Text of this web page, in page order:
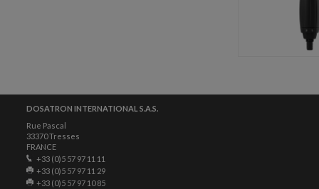
DOSATRON INTERNATIONAL S.A.S.
Rue Pascal
33370 Tresses
FRANCE
+33 (0)5 57 97 11 11
+33 (0)5 57 97 11 29
+33 (0)5 57 97 10 85